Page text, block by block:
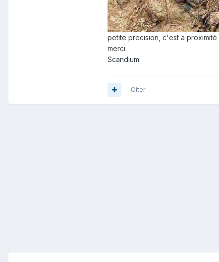
petite precision, c'est a
merci.
Scandium
Citer